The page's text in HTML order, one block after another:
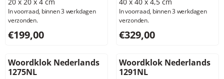
In voorraad, binnen 3 werkdagen
verzonden.
Prijs: 199,00, exclusief btw: 164,46
€199,00
In voorraad, binnen 3 werkdagen
verzonden.
Prijs: 329,00, exclusief btw:
€329,00
Woordklok Nederlands
1275NL
Woordklok Nederlands
1291NL